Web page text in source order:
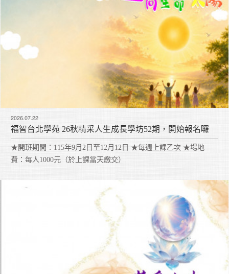
2026.07.22
福智台北學苑 26秋精采人生成長學坊52期，開始報名囉
★開班期間：115年9月2日至12月12日 ★每週上課乙次 ★場地
費：每人1000元（於上課當天繳交）